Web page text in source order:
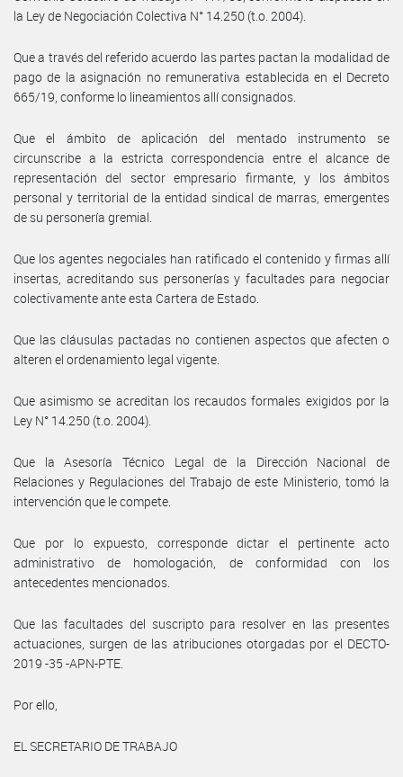
la Ley de Negociación Colectiva N° 14.250 (t.o. 2004).
Que a través del referido acuerdo las partes pactan la modalidad de
pago de la asignación no remunerativa establecida en el Decreto
665/19, conforme lo lineamientos allí consignados.
Que el ámbito de aplicación del mentado instrumento se
circunscribe a la estricta correspondencia entre el alcance de
representación del sector empresario firmante, y los ámbitos
personal y territorial de la entidad sindical de marras, emergentes
de su personería gremial.
Que los agentes negociales han ratificado el contenido y firmas allí
insertas, acreditando sus personerías y facultades para negociar
colectivamente ante esta Cartera de Estado.
Que las cláusulas pactadas no contienen aspectos que afecten o
alteren el ordenamiento legal vigente.
Que asimismo se acreditan los recaudos formales exigidos por la
Ley N° 14.250 (t.o. 2004).
Que la Asesoría Técnico Legal de la Dirección Nacional de
Relaciones y Regulaciones del Trabajo de este Ministerio, tomó la
intervención que le compete.
Que por lo expuesto, corresponde dictar el pertinente acto
administrativo de homologación, de conformidad con los
antecedentes mencionados.
Que las facultades del suscripto para resolver en las presentes
actuaciones, surgen de las atribuciones otorgadas por el DECTO-
2019 -35 -APN-PTE.
Por ello,
EL SECRETARIO DE TRABAJO